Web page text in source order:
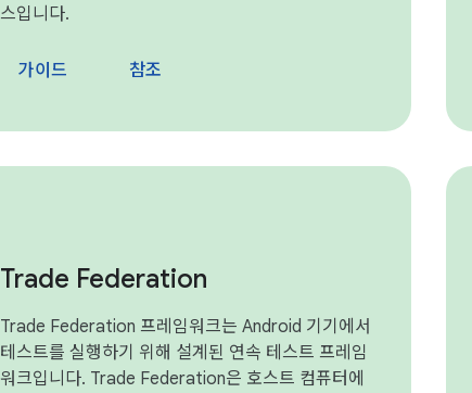
스입니다.
가이드 참조
Trade Federation
Trade Federation 프레임워크는 Android 기기에서
테스트를 실행하기 위해 설계된 연속 테스트 프레임
워크입니다. Trade Federation은 호스트 컴퓨터에